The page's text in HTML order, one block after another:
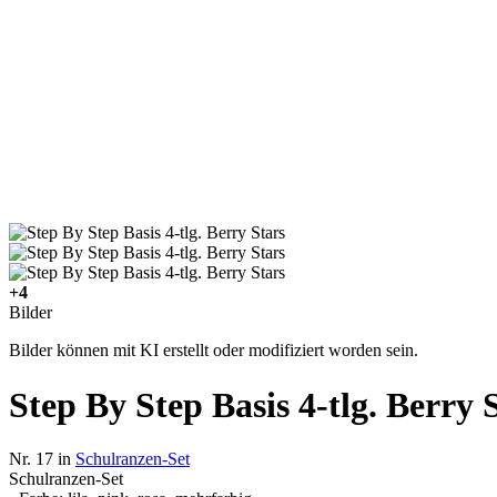
+4
Bilder
Bilder können mit KI erstellt oder modifiziert worden sein.
Step By Step Basis 4-tlg. Berry
Nr. 17 in Schulranzen-Set
Schulranzen-Set